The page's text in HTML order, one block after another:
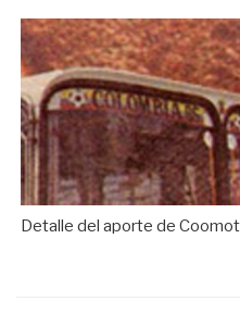
Detalle del aporte de